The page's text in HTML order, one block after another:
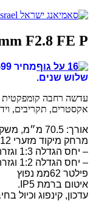
F2.8 FE P
שלוש שנים.
עדשה רחבה קומפקטית
אקסטרים, תקריבים,
אורך: 70.5 מ״מ,
מרחק מיקוד מזערי
– יחס הגדלה 1:3
– יחס הגדלה 1:2
פילטר 62ממ נפוץ
איטום ברמת IP5.
עדכון, קינפוג וכיול